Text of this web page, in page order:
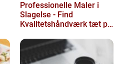
Professionelle Maler i
Slagelse - Find
Kvalitetshåndværk tæt på